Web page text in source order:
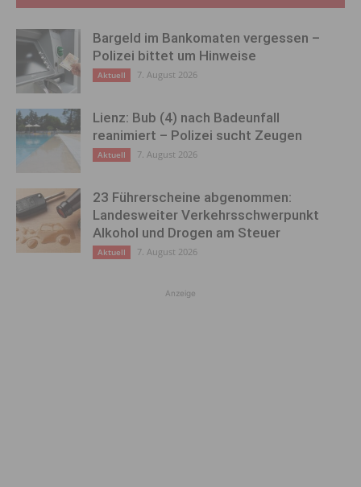
Bargeld im Bankomaten vergessen –
Polizei bittet um Hinweise
Aktuell 7. August 2026
Lienz: Bub (4) nach Badeunfall
reanimiert – Polizei sucht Zeugen
Aktuell 7. August 2026
23 Führerscheine abgenommen:
Landesweiter Verkehrsschwerpunkt
Alkohol und Drogen am Steuer
Aktuell 7. August 2026
Anzeige